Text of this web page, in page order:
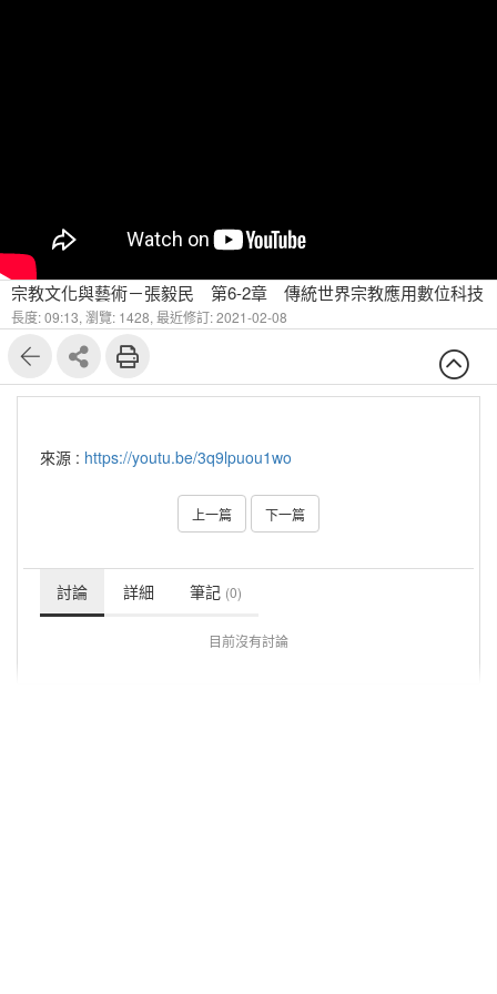
宗教文化與藝術－張毅民 第6-2章 傳統世界宗教應用數位科技
長度: 09:13, 瀏覽: 1428, 最近修訂: 2021-02-08
來源 : https://youtu.be/3q9lpuou1wo
上一篇 下一篇
討論 詳細 筆記 (0)
目前沒有討論